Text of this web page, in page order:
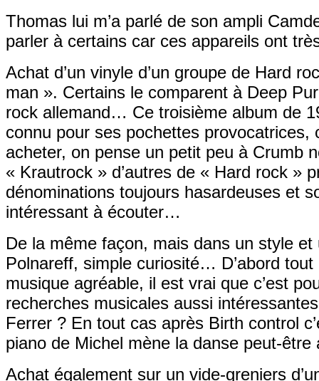
Thomas lui m’a parlé de son ampli
parler à certains car ces appareils ont
Achat d’un vinyle d’un groupe de Hard
man ». Certains le comparent à Deep
rock allemand… Ce troisième album de
connu pour ses pochettes
acheter, on pense un petit peu à Crumb
« Krautrock » d’autres de « Hard rock »
dénominations toujours hasardeuses et
intéressant à écouter…
De la même façon, mais dans un style et
Polnareff, simple curiosité… D’abord
musique agréable, il est vrai que c’est
recherches musicales aussi
Ferrer ? En tout cas après Birth control
piano de Michel mène la danse peut-
Achat également sur un vide-greniers